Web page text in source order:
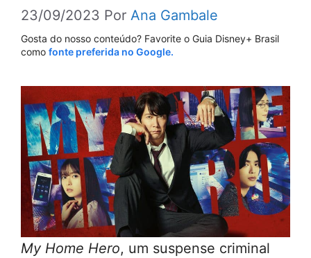
23/09/2023 Por Ana Gambale
Gosta do nosso conteúdo? Favorite o Guia Disney+ Brasil
como fonte preferida no Google.
My Home Hero, um suspense criminal